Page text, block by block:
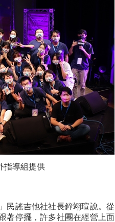
指導組提供
民謠吉他社社長鐘翊瑄說。從
著停擺，許多社團在經營上面